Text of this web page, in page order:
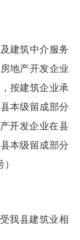
建筑中介服务
地产开发企业
按建筑企业承
本级留成部分
开发企业在县
本级留成部分
我县建筑业相